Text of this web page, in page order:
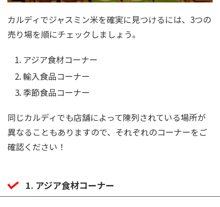
カルディでジャスミン米を確実に見つけるには、3つの
売り場を順にチェックしましょう。
アジア食材コーナー
輸入食品コーナー
季節食品コーナー
同じカルディでも店舗によって陳列されている場所が
異なることもありますので、それぞれのコーナーをご
確認ください！
1. アジア食材コーナー